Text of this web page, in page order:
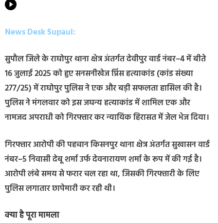
News Desk Supaul:
सुपौल जिले के राघोपुर थाना क्षेत्र अंतर्गत देवीपुर वार्ड नंबर–4 में बीते
16 जुलाई 2025 को हुए सनसनीखेज प्रिंस हत्याकांड (कांड संख्या
277/25) में राघोपुर पुलिस ने एक और बड़ी सफलता हासिल की है।
पुलिस ने मंगलवार को इस जघन्य हत्याकांड में शामिल एक और
नामजद अपराधी को गिरफ्तार कर न्यायिक हिरासत में जेल भेज दिया।
गिरफ्तार आरोपी की पहचान किसनपुर थाना क्षेत्र अंतर्गत सुखासन वार्ड
नंबर–5 निवासी देबू शर्मा उर्फ देवनारायण शर्मा के रूप में की गई है।
आरोपी लंबे समय से फरार चल रहा था, जिसकी गिरफ्तारी के लिए
पुलिस लगातार छापेमारी कर रही थी।
क्या है पूरा मामला